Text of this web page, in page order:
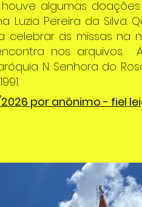
algumas
Luzia Pereira da Silva.
celebrar as missas na
nos arquivos.
N. Senhora do
por anônimo - fiel